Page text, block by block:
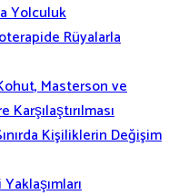
Yolculuk
Rüyalarla
Masterson ve
Kişiliklerin Değişim